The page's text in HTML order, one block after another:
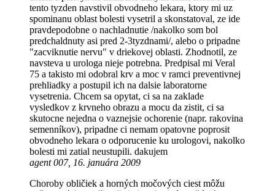
tento tyzden navstivil obvodneho lekara, ktory mi uz
spominanu oblast bolesti vysetril a skonstatoval, ze ide
pravdepodobne o nachladnutie /nakolko som bol
predchaldnuty asi pred 2-3tyzdnami/, alebo o pripadne
"zacviknutie nervu" v driekovej oblasti. Zhodnotil, ze
navsteva u urologa nieje potrebna. Predpisal mi Veral
75 a takisto mi odobral krv a moc v ramci preventivnej
prehliadky a postupil ich na dalsie laboratorne
vysetrenia. Chcem sa opytat, ci sa na zaklade
vysledkov z krvneho obrazu a mocu da zistit, ci sa
skutocne nejedna o vaznejsie ochorenie (napr. rakovina
semenníkov), pripadne ci nemam opatovne poprosit
obvodneho lekara o odporucenie ku urologovi, nakolko
bolesti mi zatial neustupili. dakujem
agent 007, 16. januára 2009
Choroby obličiek a horných močových ciest môžu